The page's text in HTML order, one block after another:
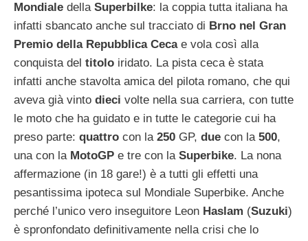
Mondiale della Superbilke: la coppia tutta italiana ha
infatti sbancato anche sul tracciato di Brno nel Gran
Premio della Repubblica Ceca e vola così alla
conquista del titolo iridato. La pista ceca è stata
infatti anche stavolta amica del pilota romano, che qui
aveva già vinto dieci volte nella sua carriera, con tutte
le moto che ha guidato e in tutte le categorie cui ha
preso parte: quattro con la 250 GP, due con la 500,
una con la MotoGP e tre con la Superbike. La nona
affermazione (in 18 gare!) è a tutti gli effetti una
pesantissima ipoteca sul Mondiale Superbike. Anche
perché l’unico vero inseguitore Leon Haslam (Suzuki)
è spronfondato definitivamente nella crisi che lo